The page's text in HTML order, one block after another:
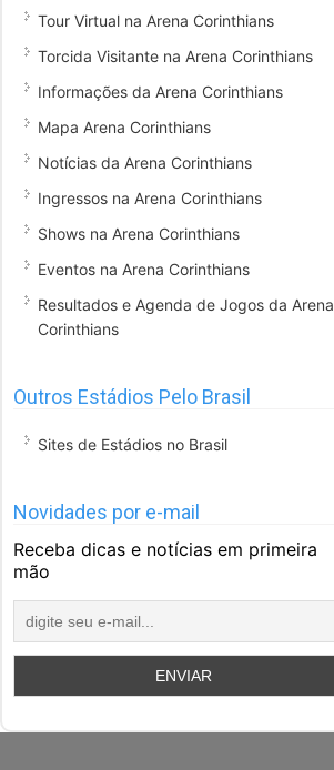
Tour Virtual na Arena Corinthians
Torcida Visitante na Arena Corinthians
Informações da Arena Corinthians
Mapa Arena Corinthians
Notícias da Arena Corinthians
Ingressos na Arena Corinthians
Shows na Arena Corinthians
Eventos na Arena Corinthians
Resultados e Agenda de Jogos da Arena
Corinthians
Outros Estádios Pelo Brasil
Sites de Estádios no Brasil
Novidades por e-mail
Receba dicas e notícias em primeira
mão